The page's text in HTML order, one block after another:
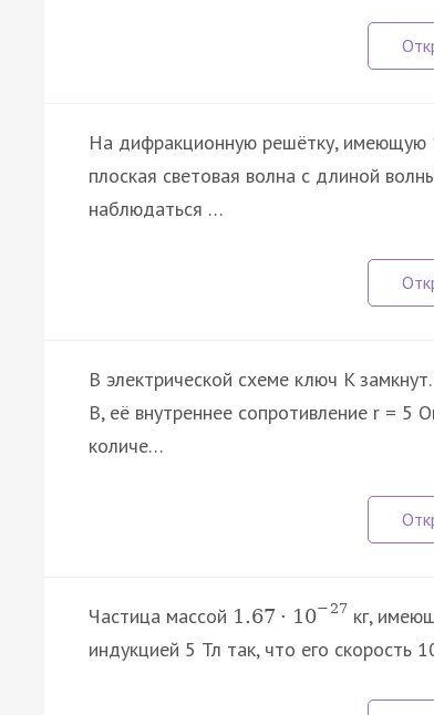
На дифракционную решётку, имеющую
плоская световая волна с длиной
наблюдаться …
В электрической схеме ключ K
В, её внутреннее сопротивление r = 5
количе…
Частица массой 1.67 · 10− 27 кг,
индукцией 5 Тл так, что его скорость